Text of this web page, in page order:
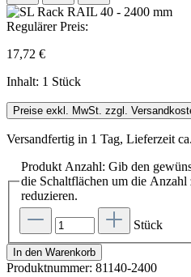
Regulärer Preis:
17,72 €
Inhalt: 1 Stück
Preise exkl. MwSt. zzgl.
Versandfertig in 1 Tag, Lieferzeit
Produkt Anzahl: Gib den
die Schaltflächen um die Anzahl
reduzieren.
Stück
In den Warenkorb
Produktnummer: 81140-2400